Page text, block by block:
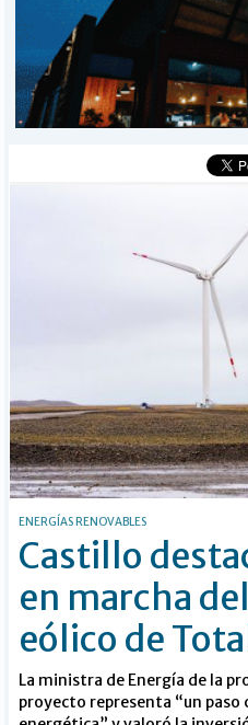
I-
ENERGÍAS RENOVABLES
Castillo
en marcha
eólico de
La ministra de Energía de la
proyecto representa “un